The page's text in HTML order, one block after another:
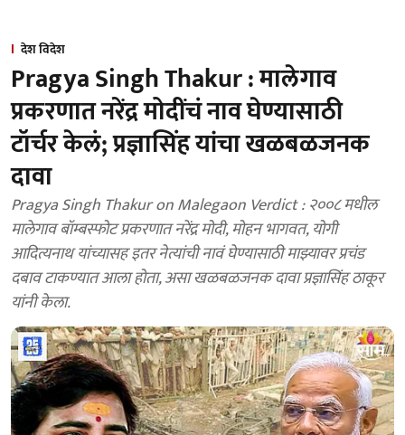
देश विदेश
Pragya Singh Thakur : मालेगाव
प्रकरणात नरेंद्र मोदींचं नाव घेण्यासाठी
टॉर्चर केलं; प्रज्ञासिंह यांचा खळबळजनक
दावा
Pragya Singh Thakur on Malegaon Verdict : २००८ मधील
मालेगाव बॉम्बस्फोट प्रकरणात नरेंद्र मोदी, मोहन भागवत, योगी
आदित्यनाथ यांच्यासह इतर नेत्यांची नावं घेण्यासाठी माझ्यावर प्रचंड
दबाव टाकण्यात आला होता, असा खळबळजनक दावा प्रज्ञासिंह ठाकूर
यांनी केला.